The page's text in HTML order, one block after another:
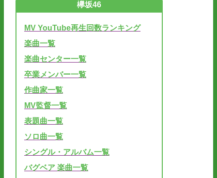
欅坂46
MV YouTube再生回数ランキング
楽曲一覧
楽曲センター一覧
卒業メンバー一覧
作曲家一覧
MV監督一覧
表題曲一覧
ソロ曲一覧
シングル・アルバム一覧
バグベア 楽曲一覧